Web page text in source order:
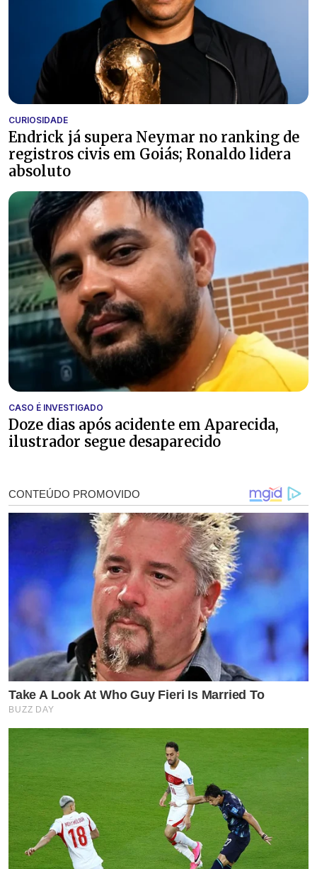
CURIOSIDADE
Endrick já supera Neymar no ranking de
registros civis em Goiás; Ronaldo lidera
absoluto
CASO É INVESTIGADO
Doze dias após acidente em Aparecida,
ilustrador segue desaparecido